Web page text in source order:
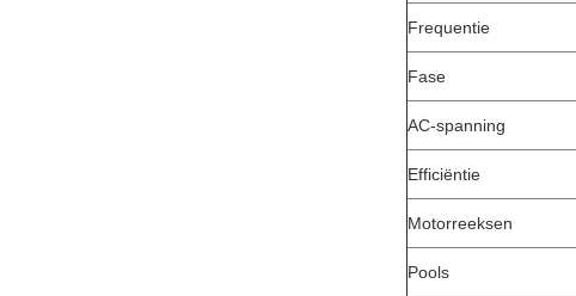
Frequentie
Fase
AC-spanning
Efficiëntie
Motorreeksen
Pools